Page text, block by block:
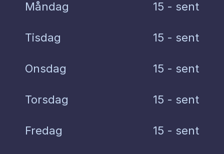
Måndag 15 - sent
Tisdag 15 - sent
Onsdag 15 - sent
Torsdag 15 - sent
Fredag 15 - sent